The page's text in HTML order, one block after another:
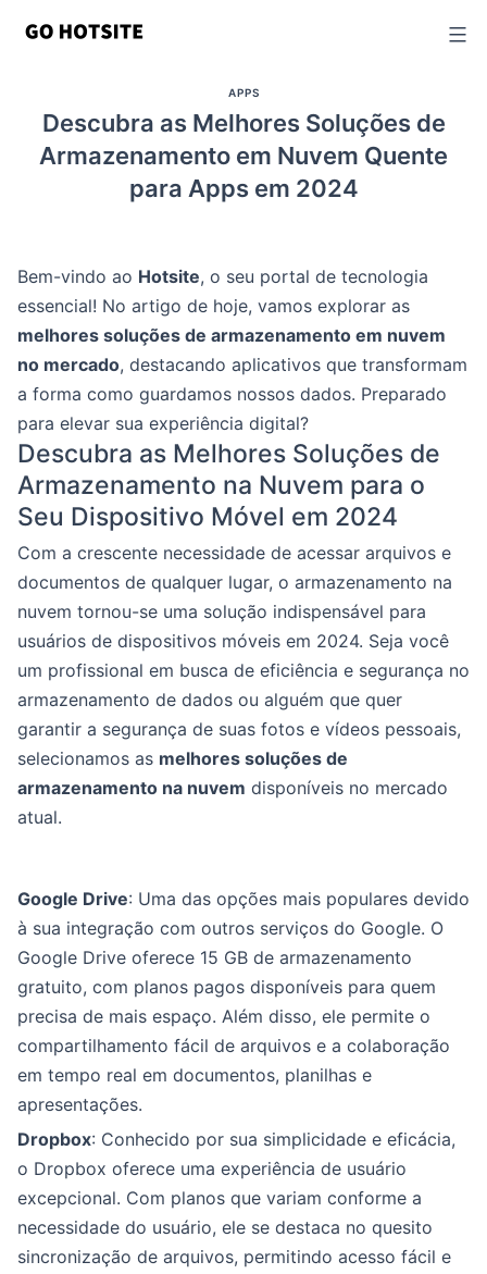
conteúdo
APPS
Descubra as Melhores Soluções de
Armazenamento em Nuvem Quente
para Apps em 2024
Bem-vindo ao Hotsite, o seu portal de tecnologia
essencial! No artigo de hoje, vamos explorar as
melhores soluções de armazenamento em nuvem
no mercado, destacando aplicativos que transformam
a forma como guardamos nossos dados. Preparado
para elevar sua experiência digital?
Descubra as Melhores Soluções de
Armazenamento na Nuvem para o
Seu Dispositivo Móvel em 2024
Com a crescente necessidade de acessar arquivos e
documentos de qualquer lugar, o armazenamento na
nuvem tornou-se uma solução indispensável para
usuários de dispositivos móveis em 2024. Seja você
um profissional em busca de eficiência e segurança no
armazenamento de dados ou alguém que quer
garantir a segurança de suas fotos e vídeos pessoais,
selecionamos as melhores soluções de
armazenamento na nuvem disponíveis no mercado
atual.
Google Drive: Uma das opções mais populares devido
à sua integração com outros serviços do Google. O
Google Drive oferece 15 GB de armazenamento
gratuito, com planos pagos disponíveis para quem
precisa de mais espaço. Além disso, ele permite o
compartilhamento fácil de arquivos e a colaboração
em tempo real em documentos, planilhas e
apresentações.
Dropbox: Conhecido por sua simplicidade e eficácia,
o Dropbox oferece uma experiência de usuário
excepcional. Com planos que variam conforme a
necessidade do usuário, ele se destaca no quesito
sincronização de arquivos, permitindo acesso fácil e